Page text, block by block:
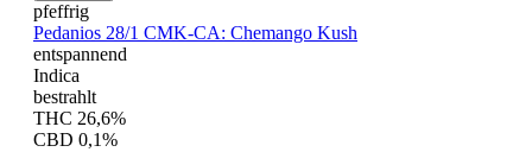
pfeffrig
Pedanios 28/1 CMK-CA: Chemango Kush
entspannend
Indica
bestrahlt
THC 26,6%
CBD 0,1%